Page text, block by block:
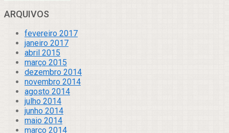
ARQUIVOS
fevereiro 2017
janeiro 2017
abril 2015
março 2015
dezembro 2014
novembro 2014
agosto 2014
julho 2014
junho 2014
maio 2014
março 2014